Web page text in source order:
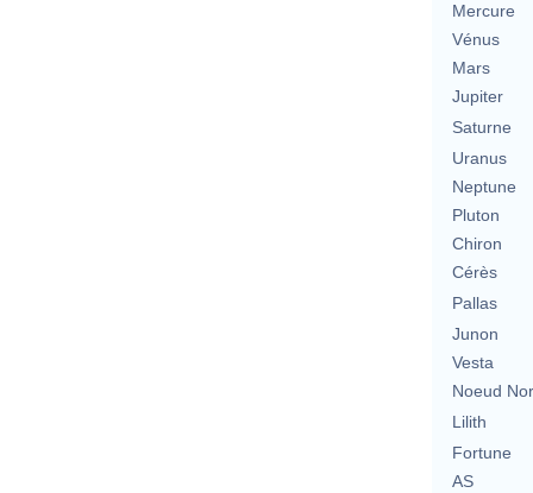
Mercure
Vénus
Mars
Jupiter
Saturne
Uranus
Neptune
Pluton
Chiron
Cérès
Pallas
Junon
Vesta
Noeud
Lilith
Fortune
AS